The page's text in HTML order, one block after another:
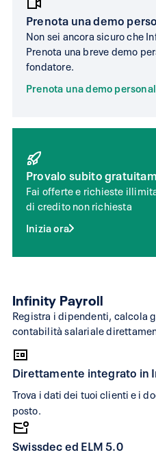
bexio
Utilizzabile per aziende
fino a medie
dimensioni
di registrazione
Nessuna estrazione
dati dai documenti
nella versione web
Correzione manuale
Inserimento manuale
per fatture e preventivi
Dashboard limitata
Richiede conoscenze
Prenota una demo
Non sei ancora sicuro che
Prenota una breve demo
fondatore.
Prenota una demo
Provalo subito
Fai offerte e richieste
di credito non richiesta
Inizia ora
Infinity Payroll
Registra i dipendenti, calcola
contabilità salariale
Direttamente integrato in
Trova i dati dei tuoi clienti e i
posto.
Swissdec ed ELM 5.0